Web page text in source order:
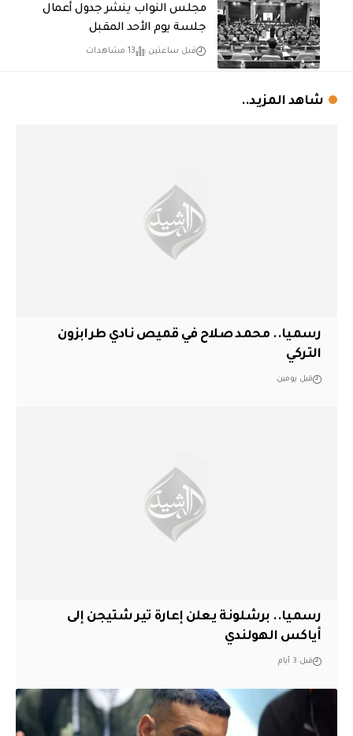
مجلس النواب ينشر جدول أعمال
جلسة يوم الأحد المقبل
قبل ساعتين 13 مشاهدات
شاهد المزيد..
رسميا.. محمد صلاح في قميص نادي طرابزون
التركي
قبل يومين
رسميا.. برشلونة يعلن إعارة تير شتيجن إلى
أياكس الهولندي
قبل 3 أيام